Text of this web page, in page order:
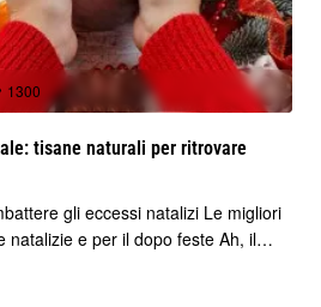
1300
tisane naturali per ritrovare
gli eccessi natalizi Le migliori
e per il dopo feste Ah, il